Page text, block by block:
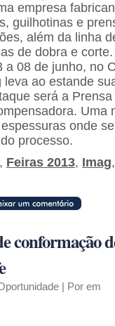
empresa
guilhotinas e
além da linha
de dobra e corte.
a 08 de junho, no
ao estande
será a
Uma
onde
processo.
, Feiras 2013, Imag
conformação
| Por em